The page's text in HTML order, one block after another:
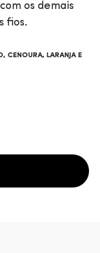
os demais
fios.
CENOURA, LARANJA E